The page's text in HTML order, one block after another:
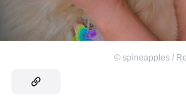
© spineapples /